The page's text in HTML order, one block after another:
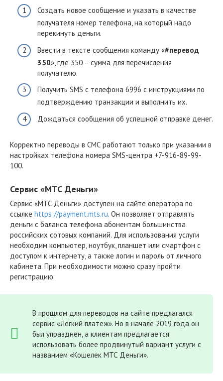
Создать новое сообщение и указать в качестве
получателя номер телефона, на который надо
перекинуть деньги.
Ввести в тексте сообщения команду «#перевод
350», где 350 – сумма для перечисления
получателю.
Получить SMS с телефона 6996 с инструкциями по
подтверждению транзакции и выполнить их.
Дождаться сообщения об успешной отправке денег.
Корректно переводы в СМС работают только при указании в
настройках телефона номера SMS-центра +7-916-89-99-
100.
Сервис «МТС Деньги»
Сервис «МТС Деньги» доступен на сайте оператора по
ссылке https://payment.mts.ru. Он позволяет отправлять
деньги с баланса телефона абонентам большинства
российских сотовых компаний. Для использования услуги
необходим компьютер, ноутбук, планшет или смартфон с
доступом к интернету, а также логин и пароль от личного
кабинета. При необходимости можно сразу пройти
регистрацию.
В прошлом для переводов на сайте предлагался
сервис «Легкий платеж». Но в начале 2019 года он
был упразднен, а клиентам предлагается
использовать более продвинутый вариант услуги с
названием «Кошелек МТС Деньги».